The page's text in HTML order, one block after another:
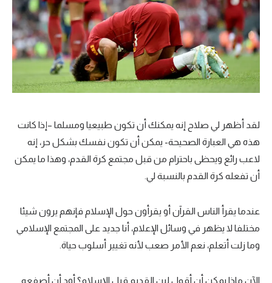
لقد أظهر لي صلاح إنه يمكنك أن تكون طبيعيا ومسلما –إذا كانت
هذه هي العبارة الصحيحة- يمكن أن تكون نفسك بشكل حر، إنه
لاعب رائع ويحظى باحترام من قبل مجتمع كرة القدم، وهذا ما يمكن
أن تفعله كرة القدم بالنسبة لي.
عندما يقرأ الناس القرآن أو يقرأون حول الإسلام فإنهم يرون شيئا
مختلفا لا يظهر في وسائل الإعلام، أنا جديد على المجتمع الإسلامي
وما زلت أتعلم، نعم الأمر صعب لأنه تغيير أسلوب حياة.
الآن ماذا يمكن أن أقول لبن القديم قبل الإسلام؟ أود أن أصفعه